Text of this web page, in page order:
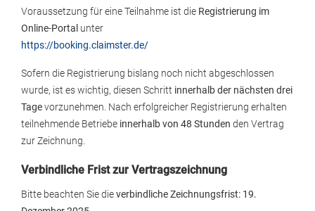
Voraussetzung für eine Teilnahme ist die Registrierung im
Online-Portal unter
https://booking.claimster.de/
Sofern die Registrierung bislang noch nicht abgeschlossen
wurde, ist es wichtig, diesen Schritt innerhalb der nächsten drei
Tagevorzunehmen. Nach erfolgreicher Registrierung erhalten
teilnehmende Betriebe innerhalb von 48 Stunden den Vertrag
zur Zeichnung.
Verbindliche Frist zur Vertragszeichnung
Bitte beachten Sie dieverbindliche Zeichnungsfrist: 19.